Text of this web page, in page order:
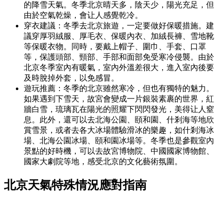
的降雪天氣。冬季北京晴天多，陰天少，陽光充足，但
由於空氣乾燥，會让人感覺乾冷。
穿衣建議：冬季去北京旅遊，一定要做好保暖措施。建
議穿厚羽絨服、厚毛衣、保暖內衣、加絨長褲、雪地靴
等保暖衣物。同時，要戴上帽子、圍巾、手套、口罩
等，保護頭部、頸部、手部和面部免受寒冷侵襲。由於
北京冬季室內有暖氣，室內外溫差很大，進入室內後要
及時脫掉外套，以免感冒。
遊玩推薦：冬季的北京雖然寒冷，但也有獨特的魅力。
如果遇到下雪天，故宮會變成一片銀裝素裹的世界，紅
牆白雪，琉璃瓦在陽光的照耀下閃閃發光，美得让人窒
息。此外，還可以去北海公園、頤和園、什剎海等地欣
賞雪景，或者去各大冰場體驗滑冰的樂趣，如什剎海冰
場、北海公園冰場、頤和園冰場等。冬季也是參觀室內
景點的好時機，可以去故宮博物院、中國國家博物館、
國家大劇院等地，感受北京的文化藝術氛圍。
北京天氣特殊情況應對指南